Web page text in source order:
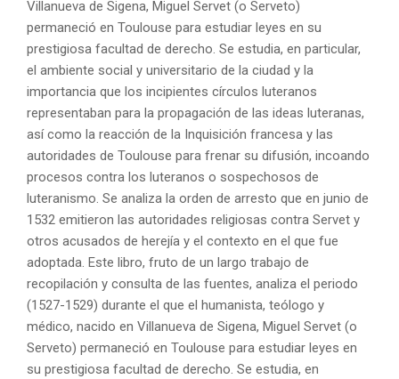
Villanueva de Sigena, Miguel Servet (o Serveto)
permaneció en Toulouse para estudiar leyes en su
prestigiosa facultad de derecho. Se estudia, en particular,
el ambiente social y universitario de la ciudad y la
importancia que los incipientes círculos luteranos
representaban para la propagación de las ideas luteranas,
así como la reacción de la Inquisición francesa y las
autoridades de Toulouse para frenar su difusión, incoando
procesos contra los luteranos o sospechosos de
luteranismo. Se analiza la orden de arresto que en junio de
1532 emitieron las autoridades religiosas contra Servet y
otros acusados de herejía y el contexto en el que fue
adoptada. Este libro, fruto de un largo trabajo de
recopilación y consulta de las fuentes, analiza el periodo
(1527-1529) durante el que el humanista, teólogo y
médico, nacido en Villanueva de Sigena, Miguel Servet (o
Serveto) permaneció en Toulouse para estudiar leyes en
su prestigiosa facultad de derecho. Se estudia, en